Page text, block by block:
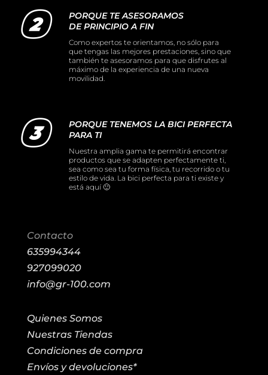
PORQUE TE ASESORAMOS
DE PRINCIPIO A FIN
Como expertos te orientamos, no sólo para
que tengas las mejores prestaciones, sino que
también te asesoramos para que disfrutes al
máximo de la experiencia de una nueva
movilidad.
PORQUE TENEMOS LA BICI PERFECTA
PARA TI
Nuestra amplia gama te permitirá encontrar
productos que se adapten perfectamente ti,
sea como sea tu forma física, tu recorrido o tu
estilo de vida. La bici perfecta para ti existe y
está aquí 🙂
Contacto
635994344
927099020
info@gr-100.com
Quienes Somos
Nuestras Tiendas
Condiciones de compra
Envíos y devoluciones*